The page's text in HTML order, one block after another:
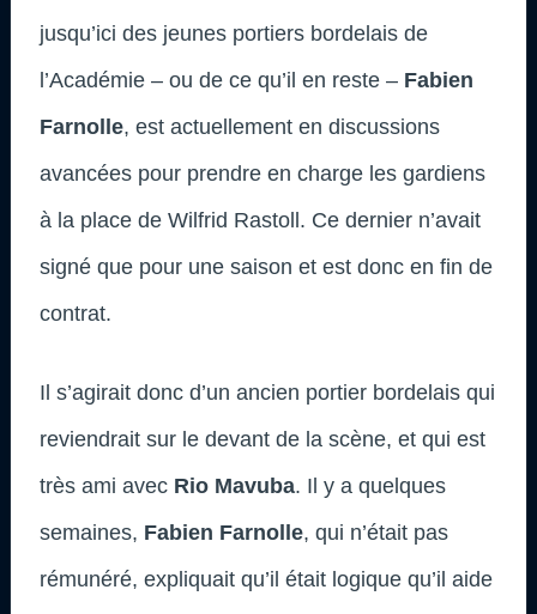
jusqu’ici des jeunes portiers bordelais de
l’Académie – ou de ce qu’il en reste – Fabien
Farnolle, est actuellement en discussions
avancées pour prendre en charge les gardiens
à la place de Wilfrid Rastoll. Ce dernier n’avait
signé que pour une saison et est donc en fin de
contrat.
Il s’agirait donc d’un ancien portier bordelais qui
reviendrait sur le devant de la scène, et qui est
très ami avec Rio Mavuba. Il y a quelques
semaines, Fabien Farnolle, qui n’était pas
rémunéré, expliquait qu’il était logique qu’il aide